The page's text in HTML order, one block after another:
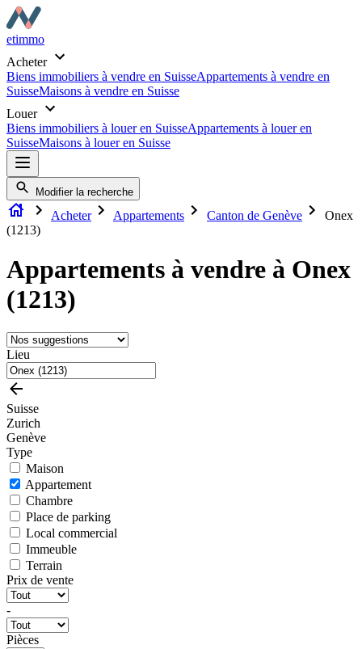
etimmo
Acheter
Biens immobiliers à vendre en SuisseAppartements à vendre en
SuisseMaisons à vendre en Suisse
Louer
Biens immobiliers à louer en SuisseAppartements à louer en
SuisseMaisons à louer en Suisse
Modifier la recherche
Acheter Appartements Canton de Genève
Onex
(1213)
Appartements à vendre à Onex
(1213)
Lieu
Suisse
Zurich
Genève
Type
Maison
Appartement
Chambre
Place de parking
Local commercial
Immeuble
Terrain
Prix de vente
-
Pièces